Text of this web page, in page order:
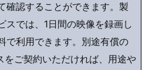
確認することができます。製
スでは、1日間の映像を録画し
で利用できます。別途有償の
をご契約いただければ、用途や